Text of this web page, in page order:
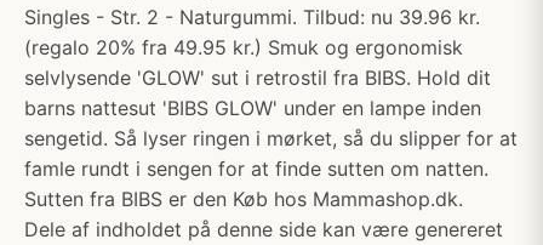
Singles - Str. 2 - Naturgummi. Tilbud: nu 39.96 kr.
(regalo 20% fra 49.95 kr.) Smuk og ergonomisk
selvlysende 'GLOW' sut i retrostil fra BIBS. Hold dit
barns nattesut 'BIBS GLOW' under en lampe inden
sengetid. Så lyser ringen i mørket, så du slipper for at
famle rundt i sengen for at finde sutten om natten.
Sutten fra BIBS er den Køb hos Mammashop.dk.
Dele af indholdet på denne side kan være genereret